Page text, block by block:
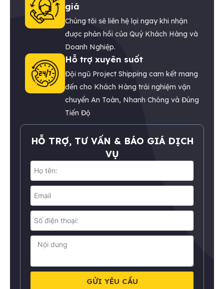
giá
Chúng tôi sẽ liên hệ lại ngay khi nhận
được phản hồi của Quý Khách Hàng và
Doanh Nghiệp.
Hỗ trợ xuyên suốt
Đội ngũ Project Shipping cam kết mang
đến cho Khách Hàng trải nghiệm vận
chuyển An Toàn, Nhanh Chóng và Đúng
Tiến Độ
HỖ TRỢ, TƯ VẤN & BÁO GIÁ DỊCH
VỤ
GỬI YÊU CẦU